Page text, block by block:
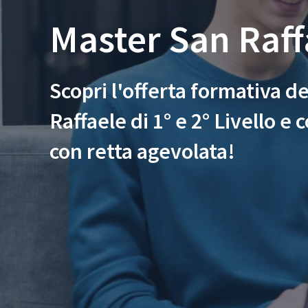
PA 110 e Lode
30 CFU per l’Insegnamento
36 CFU per l’Insegnamento
60 CFU per l’Insegnamento
Specializzazione per il Sostegno
PA
30
Master San
Scopri l'offerta formativa
Raffaele di 1° e 2° Livello e
con retta agevolata!